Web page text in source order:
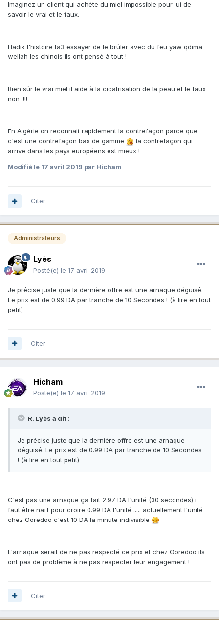
Imaginez un client qui achète du miel impossible pour lui de
savoir le vrai et le faux.
Hadik l'histoire ta3 essayer de le brûler avec du feu yaw qdima
wellah les chinois ils ont pensé à tout !
Bien sûr le vrai miel il aide à la cicatrisation de la peau et le faux
non !!!!
En Algérie on reconnait rapidement la contrefaçon parce que
c'est une contrefaçon bas de gamme
la contrefaçon qui
arrive dans les pays européens est mieux !
Modifié le 17 avril 2019 par Hicham
Citer
Administrateurs
Lyès
Posté(e) le 17 avril 2019
Je précise juste que la dernière offre est une arnaque déguisé.
Le prix est de 0.99 DA par tranche de 10 Secondes ! (à lire en tout
petit)
Citer
Hicham
Posté(e) le 17 avril 2019
R. Lyès a dit :
Je précise juste que la dernière offre est une arnaque
déguisé. Le prix est de 0.99 DA par tranche de 10 Secondes
! (à lire en tout petit)
C'est pas une arnaque ça fait 2.97 DA l'unité (30 secondes) il
faut être naïf pour croire 0.99 DA l'unité ..... actuellement l'unité
chez Ooredoo c'est 10 DA la minute indivisible
L'arnaque serait de ne pas respecté ce prix et chez Ooredoo ils
ont pas de problème à ne pas respecter leur engagement !
Citer